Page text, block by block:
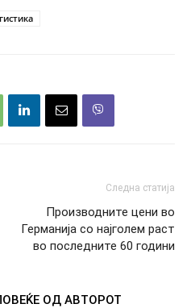
Следна статија
Производните цени во
Германија со најголем раст
во последните 60 години
ОД АВТОРОТ